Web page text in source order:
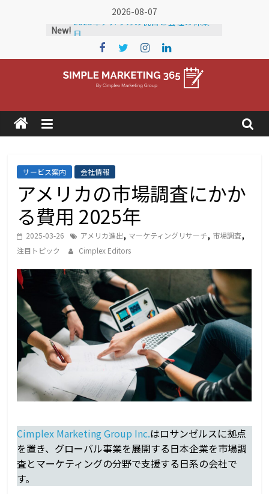
2026-08-07
New! 2024年アメリカの祝日と会社の休業
2026年 アメリカの祝日と会社の休業
アメリカに輸出している企業を知りた
2025年
日
Simple
Marketing
365
の
レ
ド、
マ
ィ
ン
グ、
出
報
サービス案内 会社情報
アメリカの市場調査にかか
る費用 2025年
2025-03-26 アメリカ進出, マーケティングリサーチ, 市場調査,
注目トピック Cimplex Editors
Cimplex Marketing Group Inc.はロサンゼルスに拠点
を置き、グローバル事業を展開する日本企業を市場調
査とマーケティングの分野で支援する日系の会社で
す。